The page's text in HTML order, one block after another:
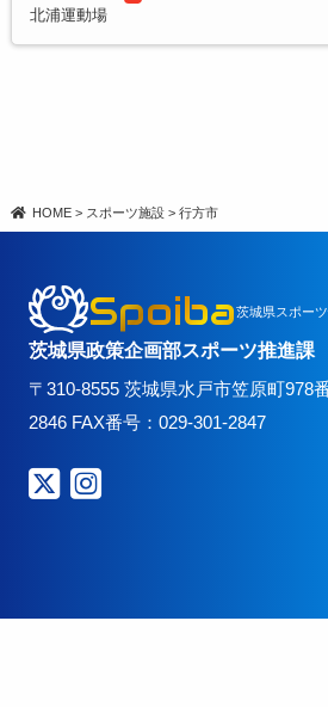
北浦運動場
HOME > スポーツ施設 >行方市
Spoiba茨城県スポー
茨城県政策企画部スポーツ推進課
〒310-8555 茨城県水戸市笠原町978
2846 FAX番号：029-301-2847